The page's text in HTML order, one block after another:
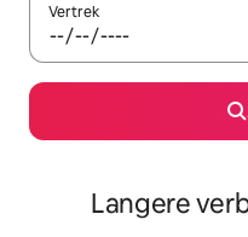
Vertrek
Langere